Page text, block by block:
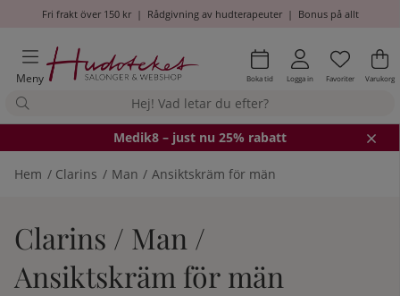
Fri frakt över 150 kr| Rådgivning av hudterapeuter| Bonus på allt
Meny Boka tid Logga in Antal i
.
Favoriter .
Varukorg
Medik8 – just nu 25% rabatt
Hem Clarins Man Ansiktskräm för män
Clarins / Man /
Ansiktskräm för män